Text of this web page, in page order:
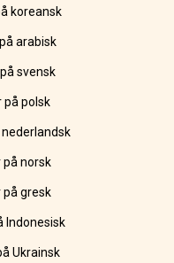
koreansk
arabisk
svensk
på polsk
på norsk
på gresk
Indonesisk
Ukrainsk